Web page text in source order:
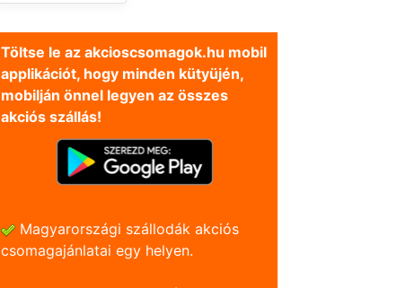
Töltse le az akcioscsomagok.hu mobil
applikációt, hogy minden kütyüjén,
mobilján önnel legyen az összes
akciós szállás!
Magyarországi szállodák akciós
csomagajánlatai egy helyen.